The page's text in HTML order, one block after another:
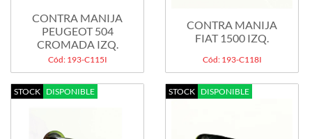
CONTRA MANIJA
PEUGEOT 504
CROMADA IZQ.
Cód: 193-C115I
CONTRA MANIJA
FIAT 1500 IZQ.
Cód: 193-C118I
STOCK DISPONIBLE STOCK DISPONIBLE